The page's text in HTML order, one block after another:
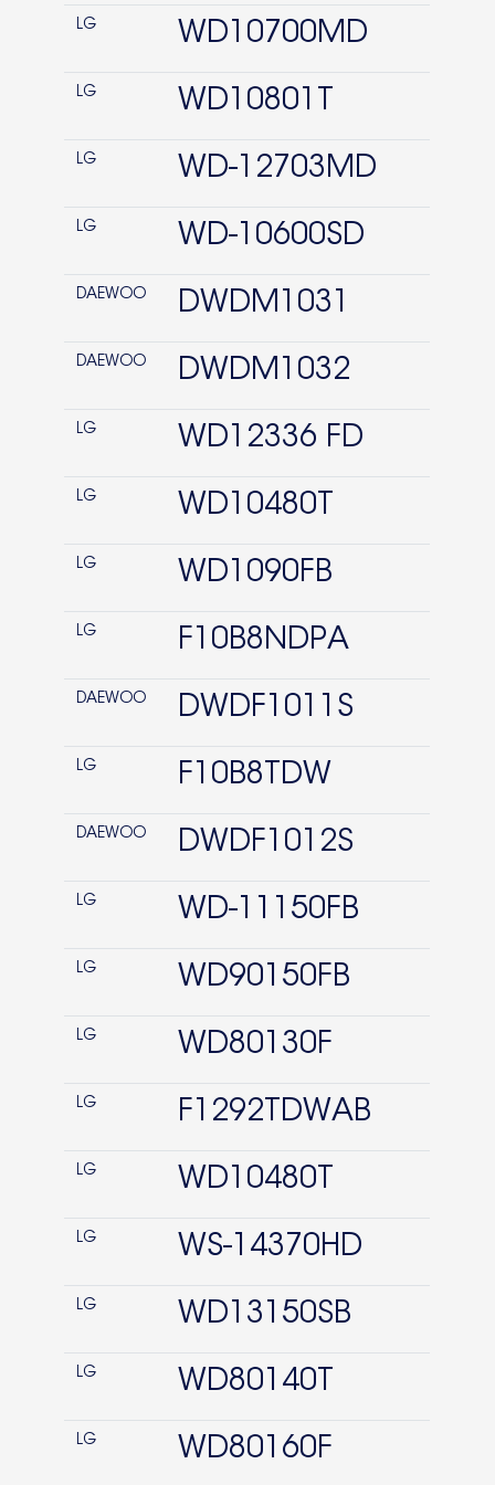
WD-11150FB
WD14336RD
LG WD10700MD
LG WD10801T
LG WD-12703MD
LG WD-10600SD
DAEWOO DWDM1031
DAEWOO DWDM1032
LG WD12336 FD
LG WD10480T
LG WD1090FB
LG F10B8NDPA
DAEWOO DWDF1011S
LG F10B8TDW
DAEWOO DWDF1012S
LG WD-11150FB
LG WD90150FB
LG WD80130F
LG F1292TDWAB
LG WD10480T
LG WS-14370HD
LG WD13150SB
LG WD80140T
LG WD80160F